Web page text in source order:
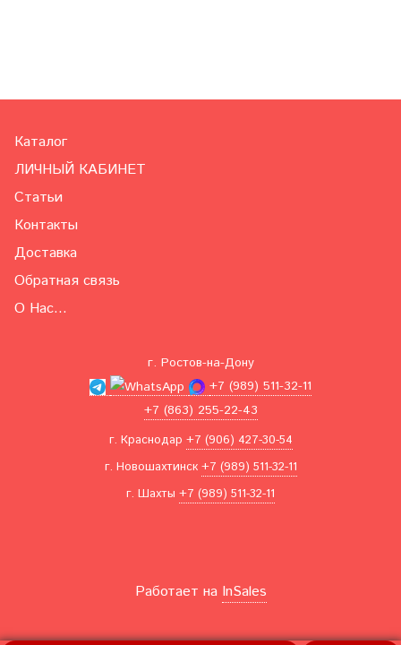
Каталог
ЛИЧНЫЙ КАБИНЕТ
Статьи
Контакты
Доставка
Обратная связь
О Нас...
г. Ростов-на-Дону
+7 (989) 511-32-11
+7 (863) 255-22-43
г. Краснодар +7 (906) 427-30-54
г. Новошахтинск +7 (989) 511-32-11
г. Шахты +7 (989) 511-32-11
Работает на InSales